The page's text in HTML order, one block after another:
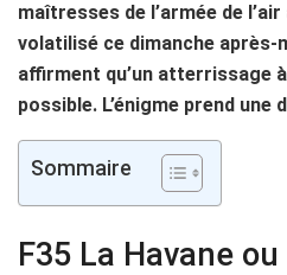
maîtresses de l’armée de
volatilisé ce dimanche après-
affirment qu’un atterrissage
possible. L’énigme prend
Sommaire
F35 La Havane